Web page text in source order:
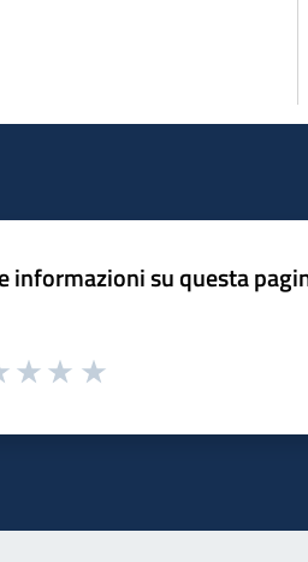
informazioni su questa